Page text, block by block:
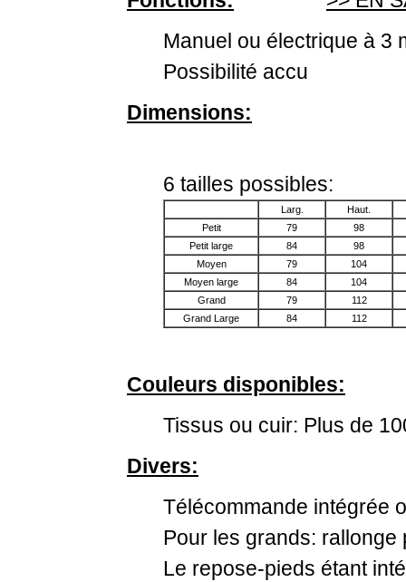
Manuel ou électrique à 3
Possibilité accu
Dimensions:
6 tailles possibles:
Larg.
Haut.
Petit
79
98
Petit large
84
98
Moyen
79
104
Moyen large
84
104
Grand
79
112
Grand Large
84 112
Couleurs disponibles:
Tissus ou cuir: Plus de
Divers:
Télécommande intégrée
Pour les grands: rallonge
Le repose-pieds étant